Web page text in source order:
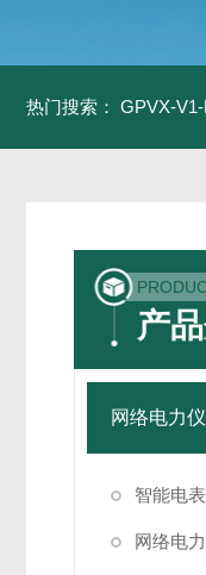
热门搜索： GPVX-
产
网络电力
智能电表
网络电